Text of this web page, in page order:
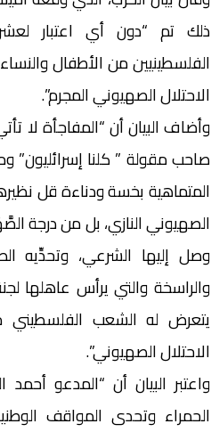
ذلك تم “دون أي اعتبار
الفلسطينيين من الأطفال
الاحتلال الصهيوني المجرم”.
وأضاف البيان أن “المفاجأة لا
صاحب مقولة ” كلنا إسرائليون”
المتماهية بخسة ودناءة قل
الصهيوني النازي، بل من درجة
وصل إليها الشرعي، وتحدِّيه
والراسخة والتي يرأس عاهلها
يتعرض له الشعب الفلسطيني
الاحتلال الصهيوني”.
واعتبر البيان أن “المدعو
الحمراء وتحدى المواقف